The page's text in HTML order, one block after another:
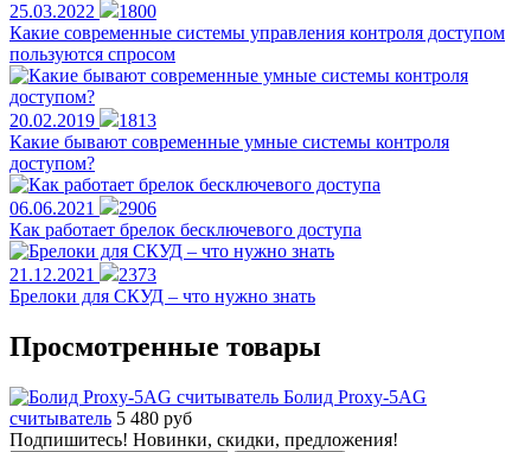
25.03.2022
1800
Какие современные системы управления контроля доступом
пользуются спросом
20.02.2019
1813
Какие бывают современные умные системы контроля
доступом?
06.06.2021
2906
Как работает брелок бесключевого доступа
21.12.2021
2373
Брелоки для СКУД – что нужно знать
Просмотренные товары
Болид Proxy-5AG
считыватель 5 480 руб
Подпишитесь! Новинки, скидки, предложения!